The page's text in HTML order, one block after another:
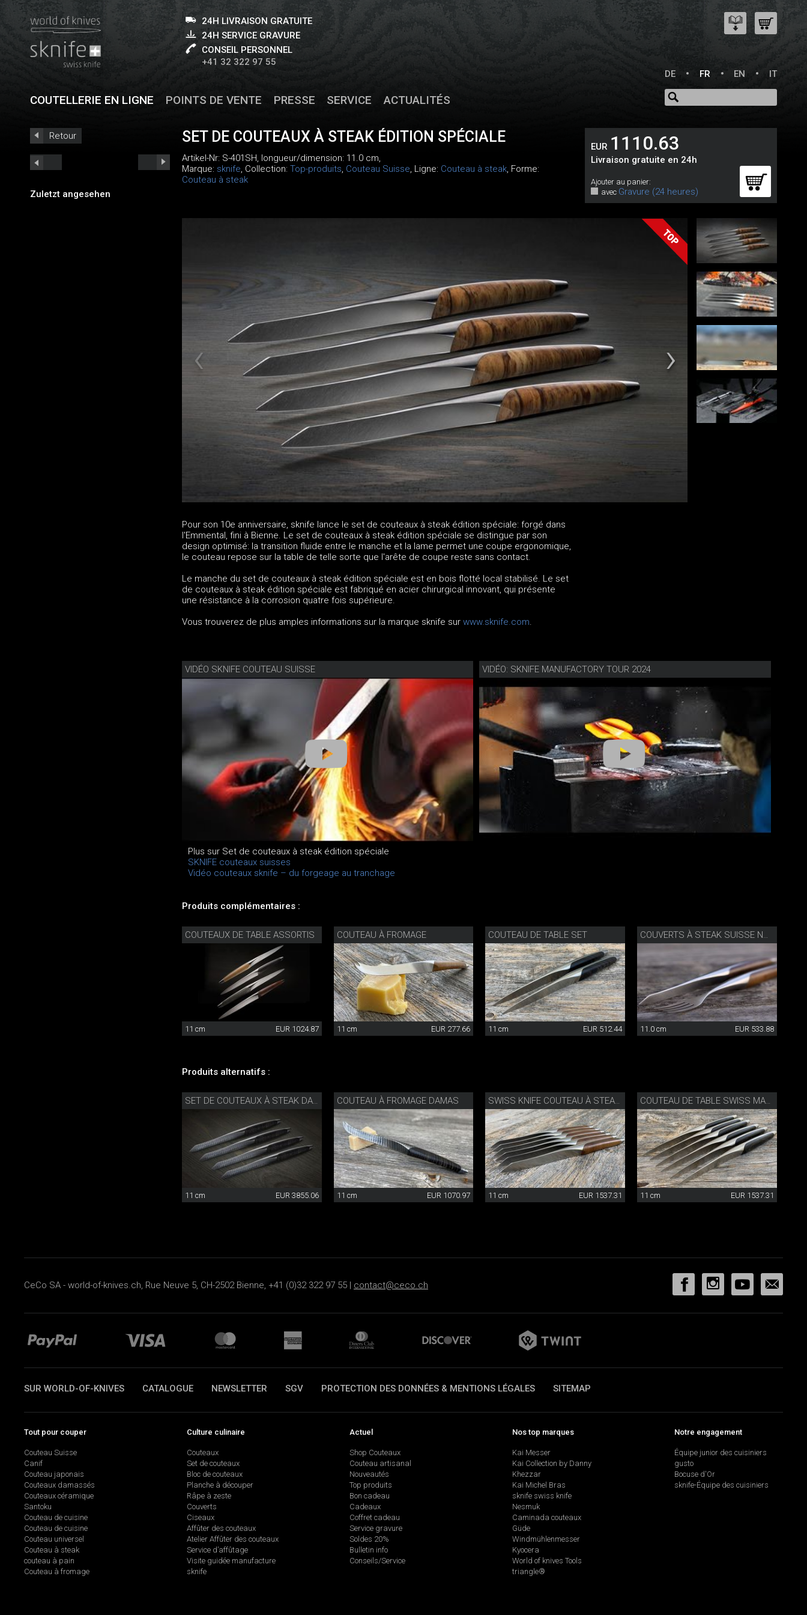
24H LIVRAISON GRATUITE
24H SERVICE GRAVURE
CONSEIL PERSONNEL
+41 32 322 97 55
DE
FR EN IT
COUTELLERIE EN LIGNE POINTS DE VENTE PRESSE SERVICE ACTUALITÉS
Retour
Zuletzt angesehen
SET DE COUTEAUX À STEAK ÉDITION SPÉCIALE
Artikel-Nr: S-401SH, longueur/dimension: 11.0 cm,
Marque: sknife, Collection: Top-produits, Couteau Suisse, Ligne: Couteau à steak, Forme:
Couteau à steak
EUR 1110.63
Livraison gratuite en 24h
Ajouter au panier:
avec Gravure (24 heures)
Pour son 10e anniversaire, sknife lance le set de couteaux à steak édition spéciale: forgé dans
l'Emmental, fini à Bienne. Le set de couteaux à steak édition spéciale se distingue par son
design optimisé: la transition fluide entre le manche et la lame permet une coupe ergonomique,
le couteau repose sur la table de telle sorte que l'arête de coupe reste sans contact.
Le manche du set de couteaux à steak édition spéciale est en bois flotté local stabilisé. Le set
de couteaux à steak édition spéciale est fabriqué en acier chirurgical innovant, qui présente
une résistance à la corrosion quatre fois supérieure.
Vous trouverez de plus amples informations sur la marque sknife sur www.sknife.com.
VIDÉO SKNIFE COUTEAU SUISSE VIDÉO: SKNIFE MANUFACTORY TOUR 2024
Plus sur Set de couteaux à steak édition spéciale
SKNIFE couteaux suisses
Vidéo couteaux sknife – du forgeage au tranchage
Produits complémentaires :
COUTEAUX DE TABLE ASSORTIS
11 cm EUR 1024.87
COUTEAU À FROMAGE
11 cm EUR 277.66
COUTEAU DE TABLE SET
11 cm EUR 512.44
COUVERTS À STEAK SUISSE NOYER
11.0 cm EUR 533.88
Produits alternatifs :
SET DE COUTEAUX À STEAK DAMAS
11 cm EUR 3855.06
COUTEAU À FROMAGE DAMAS
11 cm EUR 1070.97
SWISS KNIFE COUTEAU À STEAK SET DE 6
11 cm EUR 1537.31
COUTEAU DE TABLE SWISS MADE
11 cm EUR 1537.31
CeCo SA - world-of-knives.ch, Rue Neuve 5, CH-2502 Bienne, +41 (0)32 322 97 55 | contact@ceco.ch
SUR WORLD-OF-KNIVES CATALOGUE NEWSLETTER SGV PROTECTION DES DONNÉES & MENTIONS LÉGALES SITEMAP
Tout pour couper
Couteau Suisse
Canif
Couteau japonais
Couteaux damassés
Couteaux céramique
Santoku
Couteau de cuisine
Couteau de cuisine
Couteau universel
Couteau à steak
couteau à pain
Couteau à fromage
Culture culinaire
Couteaux
Set de couteaux
Bloc de couteaux
Planche à découper
Râpe à zeste
Couverts
Ciseaux
Affûter des couteaux
Atelier Affûter des couteaux
Service d’affûtage
Visite guidée manufacture
sknife
Actuel
Shop Couteaux
Couteau artisanal
Nouveautés
Top produits
Bon cadeau
Cadeaux
Coffret cadeau
Service gravure
Soldes 20%
Bulletin info
Conseils/Service
Nos top marques
Kai Messer
Kai Collection by Danny
Khezzar
Kai Michel Bras
sknife swiss knife
Nesmuk
Caminada couteaux
Güde
Windmühlenmesser
Kyocera
World of knives Tools
triangle®
Notre engagement
Équipe junior des cuisiniers
gusto
Bocuse d'Or
sknife-Équipe des cuisiniers